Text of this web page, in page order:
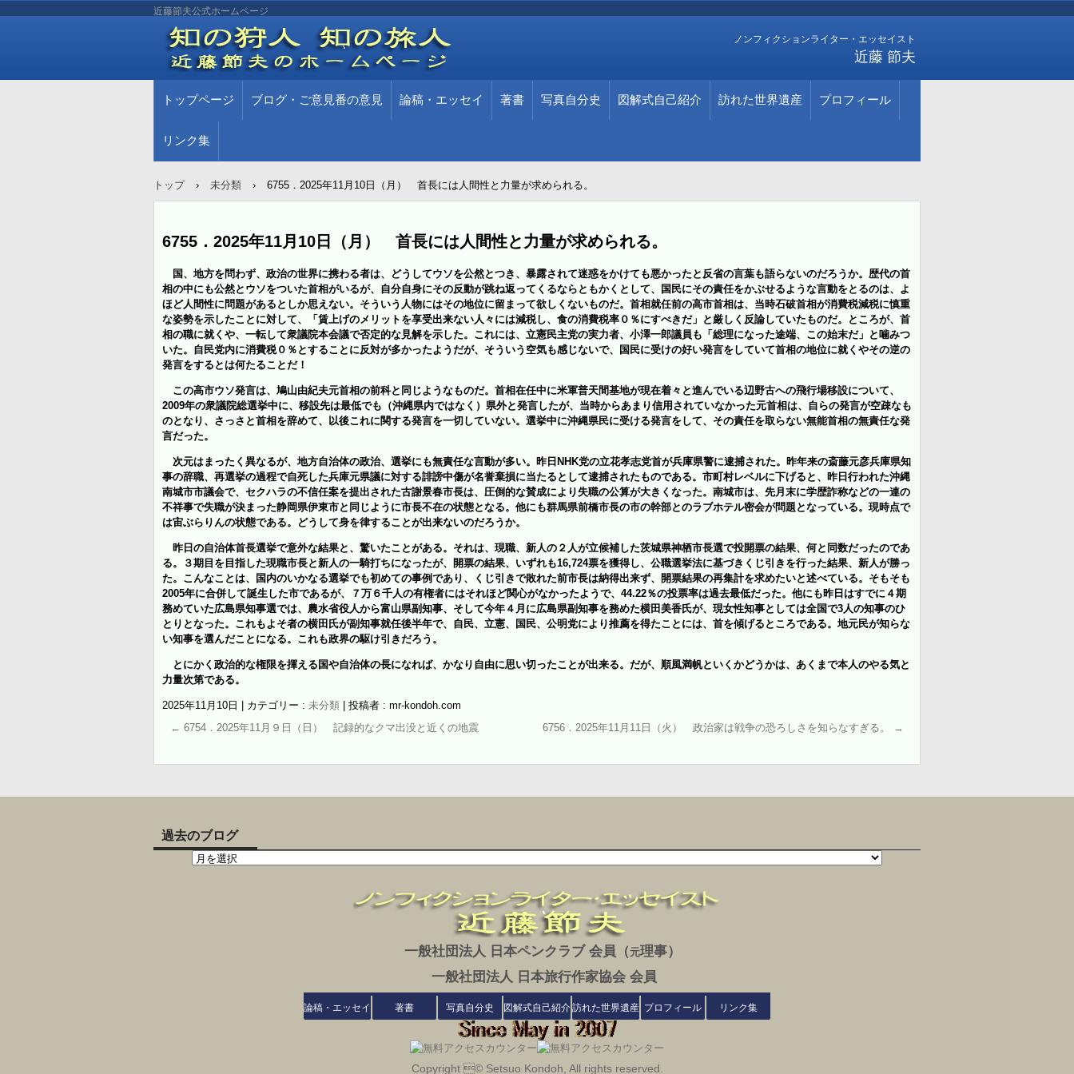
近藤節夫公式ホームページ
ノンフィクションライター・エッセイスト
近藤 節夫
トップページ ブログ・ご意見番の意見 論稿・エッセイ 著書 写真自分史 図解式自己紹介 訪れた世界遺産 プロフィール
リンク集
トップ › 未分類 › 6755．2025年11月10日（月） 首長には人間性と力量が求められる。
6755．2025年11月10日（月） 首長には人間性と力量が求められる。
国、地方を問わず、政治の世界に携わる者は、どうしてウソを公然とつき 、暴露されて迷惑をかけても悪かったと反省の言葉も語らないのだろうか。歴代の首
相の中にも公然とウソをついた首相がいるが、自分自身にその反動が跳ね返ってくるならともかくとして、国民にその責任をかぶせるような言動をとるのは、よ
ほど人間性に問題があるとしか思えない。 そういう人物にはその地位に留まって欲しくないものだ。 首相就任前の高市首相は、当時石破首相が消費税減税に慎重
な姿勢を示したことに対して、「賃上げのメリットを享受出来ない人々には減税し、食の消費税率０％にすべきだ」と 厳しく反論していたものだ。ところが、首
相の職に就くや、一転して衆議院本会議で否定的な見解を示した。これには、立憲民主党の実力者、小澤一郎議員も「総理になった途端、この始末だ」と噛みつ
いた。自民党内に消費税０％とすることに反対が多かったようだが、そういう空気も感じないで、国民に受けの好い発言をしていて首相の地位に就くやその逆の
発言をするとは何たることだ！
この高市ウソ発言は、鳩山由紀夫元首相の前科と同じようなものだ。 首相在任中に米軍普天間基地が現在着々と進んでいる辺野古への飛行場移設について、
2009年の衆議院総選挙中に、移設先は最低でも（沖縄県内ではなく）県外と発言したが、当時からあまり信用されていなかった元首相は、自らの発言が空疎なも
のとなり、さっさと首相を辞めて、以後これに関する発言を一切していない。選挙中に沖縄県民に受ける発言をして、その責任を取らない無能首相の無責任な発
言だった。
次元はまったく異なるが、地方自治体の政治、選挙にも無責任な言動が多い。昨日NHK党の立花孝志党首が兵庫県警に逮捕された。昨年来の斎藤元彦兵庫県知
事の辞職、再選挙の過程で自死した兵庫元県議に対する誹謗中傷が名誉棄損に当たるとして逮捕されたものである。市町村レベルに下げると、昨日行われた沖縄
南城市市議会で、セクハラの不信任案を提出された古謝景春市長は、圧倒的な賛成により失職の公算が大きくなった。南城市は、先月末に学歴詐称などの一連の
不祥事で失職が決まった静岡県伊東市と同じように市長不在の状態となる。他にも群馬県前橋市長の市の幹部とのラブホテル密会が問題となっている。現時点で
は宙ぶらりんの状態である。
どうして身を律することが出来ないのだろうか。
昨日の自治体首長選挙で意外な結果と 、驚いたことがある。それは、現職、新人の２人が立候補した茨城県神栖市長選で投開票の結果、何と同数だったのであ
る。３期目を目指した現職市長と新人の一騎打ちになったが、開票の結果、いずれも16,724票を獲得し、公職選挙法に基づきくじ引きを行った結果、新人が勝っ
た。こんなことは、国内のいかなる選挙でも初めての事例であり、くじ引きで敗れた前市長は納得出来ず、開票結果の再集計を求めたいと述べている。そもそも
2005年に合併して誕生した市であるが、７万６千人の有権者にはそれほど関心がなかったようで、44.22％の投票率は過去最低だった。他にも昨日はすでに４期
務めていた広島県知事選では、農水省役人から富山県副知事、 そして今年４月に広島県副知事を務めた横田美香氏が、現女性知事としては全国で3人の知事のひ
とりとなった。これもよそ者の横田氏が副知事就任後半年で、自民、立憲、国民、公明党により推薦を得たことには、首を傾げるところである。 地元民が知らな
い知事を選んだことになる。これも政界の駆け引きだろう。
とにかく政治的な権限を揮える国や自治体の長になれば、かなり自由に思い切ったことが出来る。だが、順風満帆といくかどうかは、あくまで本人のやる気と
力量次第である。
2025年11月10日 カテゴリー : 未分類
投稿者 : mr-kondoh.com
← 6754．2025年11月９日（日） 記録的なクマ出没と近くの地震 6756．2025年11月11日（火） 政治家は戦争の恐ろしさを知らなすぎる。 →
過去のブログ
一般社団法人 日本ペンクラブ 会員（ 元理事）
一般社団法人 日本旅行作家協会 会員
論稿・エッセイ 著書 写真自分史 図解式自己紹介訪れた世界遺産 プロフィール リンク集
Copyright © Setsuo Kondoh, All rights reserved.